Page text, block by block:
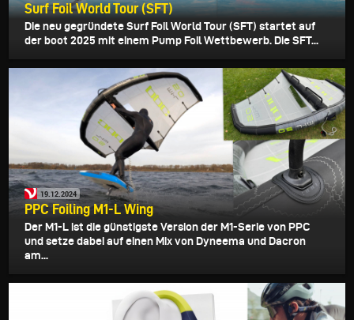
Surf Foil World Tour (SFT)
Die neu gegründete Surf Foil World Tour (SFT) startet auf
der boot 2025 mit einem Pump Foil Wettbewerb. Die SFT...
19.12.2024
PPC Foiling M1-L Wing
Der M1-L ist die günstigste Version der M1-Serie von PPC
und setze dabei auf einen Mix von Dyneema und Dacron
am...